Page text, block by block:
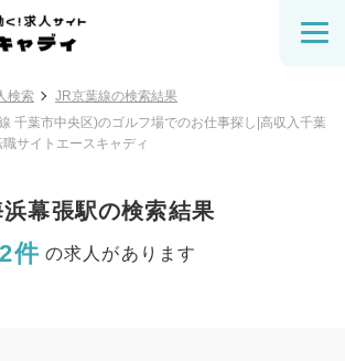
検索
JR京葉線の検索結果
千葉市中央区)のゴルフ場でのお仕事探し|高収入千葉
サイトエースキャディ
浜幕張駅の検索結果
2件 の求人があります